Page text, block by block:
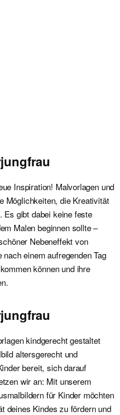
Inspiration! Malvorlagen und
Möglichkeiten, die Kreativität
Es gibt dabei keine feste
Malen beginnen sollte –
Nebeneffekt von
einem aufregenden Tag
können und ihre
kindgerecht gestaltet
altersgerecht und
bereit, sich darauf
wir an: Mit unserem
für Kinder möchten
deines Kindes zu fördern und